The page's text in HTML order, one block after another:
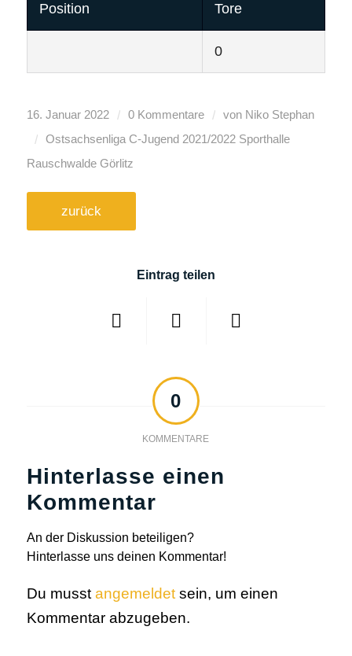
Position Tore
0
16. Januar 2022 / 0 Kommentare / von Niko Stephan
/ Ostsachsenliga C-Jugend 2021/2022 Sporthalle
Rauschwalde Görlitz
zurück
Eintrag teilen
0
KOMMENTARE
Hinterlasse einen
Kommentar
An der Diskussion beteiligen?
Hinterlasse uns deinen Kommentar!
Du musstangemeldetsein, um einen
Kommentar abzugeben.